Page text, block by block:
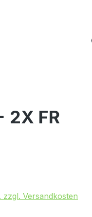
2X FR
zzgl. Versandkosten